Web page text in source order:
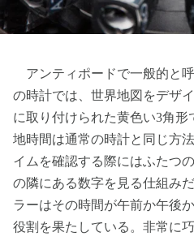
アンティポードで一般的と
の時計では、世界地図をデザ
に取り付けられた黄色い3角形
地時間は通常の時計と同じ方
イムを確認する際にはふたつ
の隣にある数字を見る仕組み
ラーはその時間が午前か午後
役割を果たしている。非常に